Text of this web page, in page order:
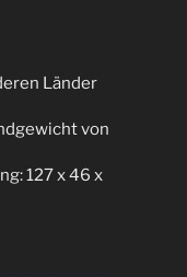
Länder
von
127 x 46 x